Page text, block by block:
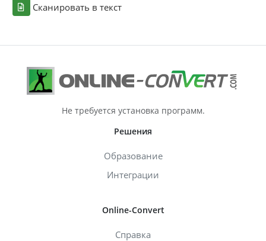
Сканировать в текст
Не требуется установка программ.
Решения
Образование
Интеграции
Online-Convert
Справка